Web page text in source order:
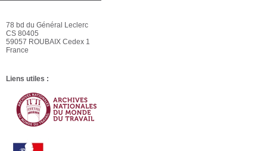
78 bd du Général Leclerc
CS 80405
59057 ROUBAIX Cedex 1
France
Liens utiles :